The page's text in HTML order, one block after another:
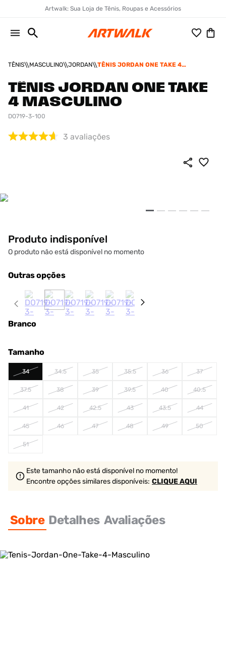
Artwalk: Sua Loja de Tênis, Roupas e Acessórios
TÊNIS MASCULINO JORDAN
TÊNIS JORDAN ONE TAKE 4
TÊNIS JORDAN ONE TAKE
4 MASCULINO
DO719-3-100
3 avaliações
Produto indisponível
O produto não está disponível no momento
Outras opções
Branco
Tamanho
34 34.5 35 35.5 36 37
37.5 38 39 39.5 40 40.5
41 42 42.5 43 43.5 44
45 46 47 48 49 50
51
Este tamanho não está disponível no momento!
Encontre opções similaresdisponíveis: CLIQUE AQUI
Sobre Detalhes Avaliações